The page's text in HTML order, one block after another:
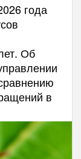
года
Об
в